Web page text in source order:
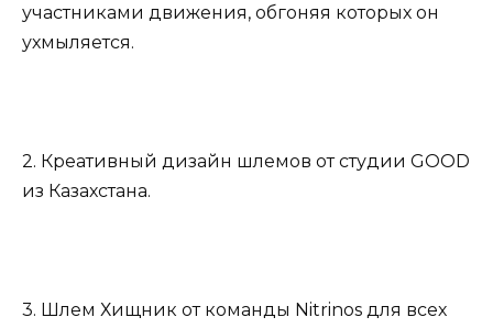
участниками движения, обгоняя которых он
ухмыляется.
2. Креативный дизайн шлемов от студии GOOD
из Казахстана.
3. Шлем Хищник от команды Nitrinos для всех